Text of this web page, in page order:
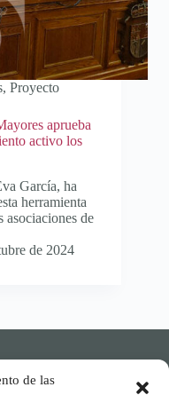
de las
, Proyecto
aprueba
activo los
García, ha
herramienta
asociaciones de
de 2024